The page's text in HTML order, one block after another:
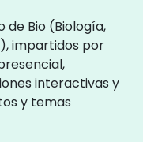
de Bio (Biología,
impartidos por
interactivas y
y temas